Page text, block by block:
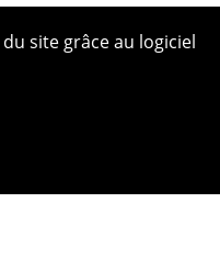
site grâce au logiciel